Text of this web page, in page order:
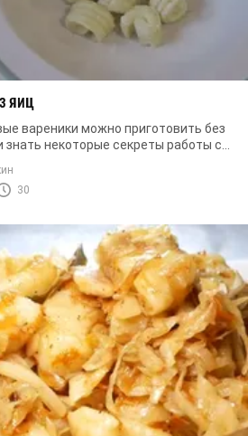
яиц
вареники можно приготовить без
знать некоторые секреты работы с
так, что ...
30